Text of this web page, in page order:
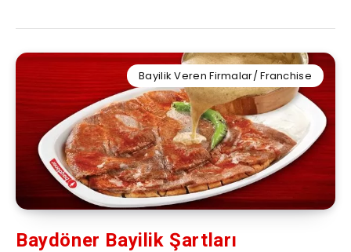
Bayilik Veren Firmalar/ Franchise
Baydöner Bayilik Şartları